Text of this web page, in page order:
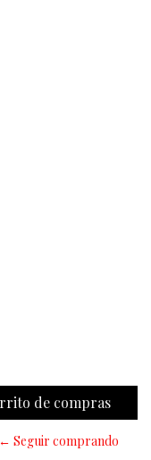
← Seguir comprando